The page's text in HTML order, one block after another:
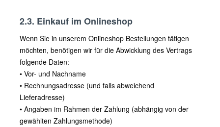
2.3. Einkauf im Onlineshop
Wenn Sie in unserem Onlineshop Bestellungen tätigen
möchten, benötigen wir für die Abwicklung des Vertrags
folgende Daten:
• Vor- und Nachname
• Rechnungsadresse (und falls abweichend
Lieferadresse)
• Angaben im Rahmen der Zahlung (abhängig von der
gewählten Zahlungsmethode)